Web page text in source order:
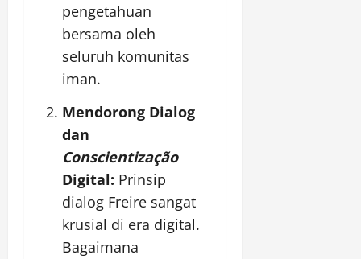
pengetahuan
bersama oleh
seluruh komunitas
iman.
Mendorong Dialog
dan
Conscientização
Digital: Prinsip
dialog Freire sangat
krusial di era digital.
Bagaimana